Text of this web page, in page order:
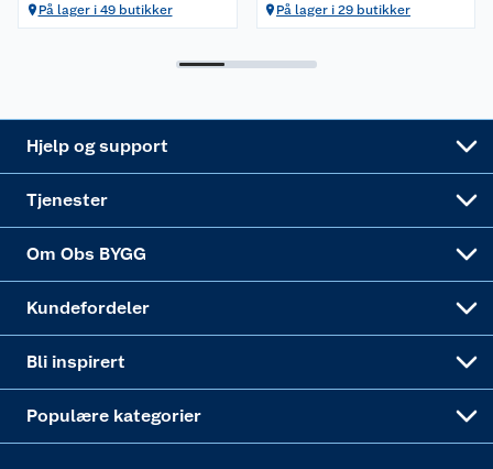
På lager i 49 butikker På lager i 29 butikker
Hjelp og support
Leveringstid
Tjenester
Leie tilhenger
Om Obs BYGG
Bærekraft
Kundefordeler
Retur av el-avfall
Bli inspirert
Et varmere hjem
Populære kategorier
Gulv